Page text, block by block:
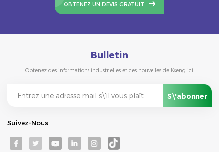
OBTENEZ UN DEVIS GRATUIT
Bulletin
Obtenez des informations industrielles et des nouvelles de Kseng ici.
Suivez-Nous